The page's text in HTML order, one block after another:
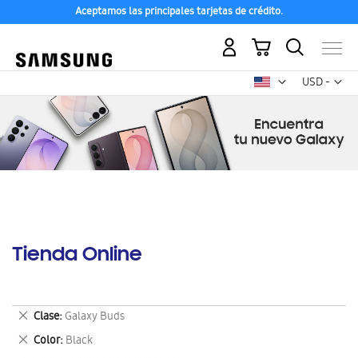
Aceptamos las principales tarjetas de crédito.
USD -
dólar
Mi carrito
Tienda Online
Clase Galaxy Buds
Eliminar
este
artículo
Color Black
Eliminar